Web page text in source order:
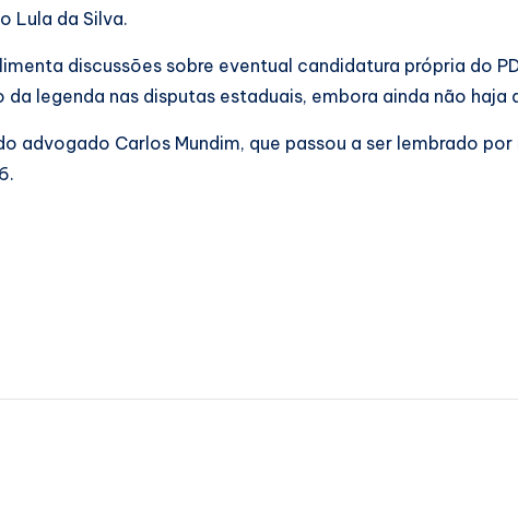
Lula da Silva.
discussões sobre eventual candidatura própria do
legenda nas disputas estaduais, embora ainda não haja
advogado Carlos Mundim, que passou a ser lembrado